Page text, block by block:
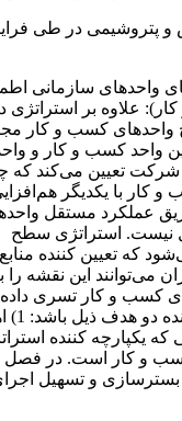
و پتروشیمی در طی
واحدهای سازمانی
علاوه بر استراتژی
کسب و کار
واحد کسب و کار و
شرکت تعیین می‌کند که
کار با یکدیگر
عملکرد مستقل
نیست. استراتژی سطح
که تعیین کننده منابع
این نقشه را
کسب و کار تسری
گونه‌ای که
داخلی، 2) اهدافی که یکپارچه کننده
و کار است. در فصل
بسترسازی و تسهیل